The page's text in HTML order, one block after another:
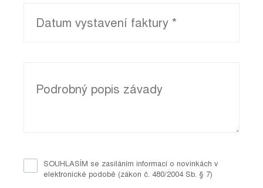
SOUHLASÍM se zasíláním informací o novinkách v
elektronické podobě (zákon č. 480/2004 Sb. § 7)